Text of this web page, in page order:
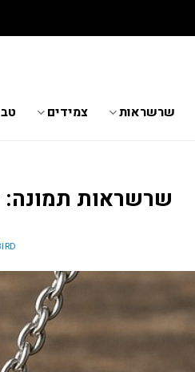
שרשראות צמידים
שרשראות תמונה: